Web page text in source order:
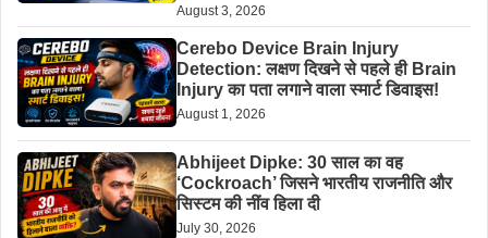
August 3, 2026
Cerebo Device Brain Injury
Detection: लक्षण दिखने से पहले ही Brain
Injury का पता लगाने वाला स्मार्ट डिवाइस!
August 1, 2026
Abhijeet Dipke: 30 साल का वह
‘Cockroach’ जिसने भारतीय राजनीति और
सिस्टम की नींव हिला दी
July 30, 2026